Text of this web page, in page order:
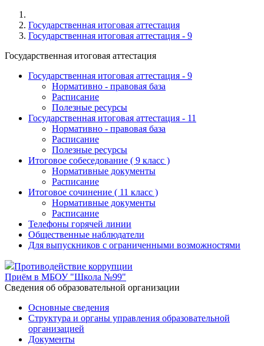
Государственная итоговая аттестация
Государственная итоговая аттестация - 9
Государственная итоговая аттестация
Государственная итоговая аттестация - 9
Нормативно - правовая база
Расписание
Полезные ресурсы
Государственная итоговая аттестация - 11
Нормативно - правовая база
Расписание
Полезные ресурсы
Итоговое собеседование ( 9 класс )
Нормативные документы
Расписание
Итоговое сочинение ( 11 класс )
Нормативные документы
Расписание
Телефоны горячей линии
Общественные наблюдатели
Для выпускников с ограниченными возможностями
Противодействие коррупции
Приём в МБОУ "Школа №99"
Cведения об образовательной организации
Основные сведения
Структура и органы управления образовательной
организацией
Документы